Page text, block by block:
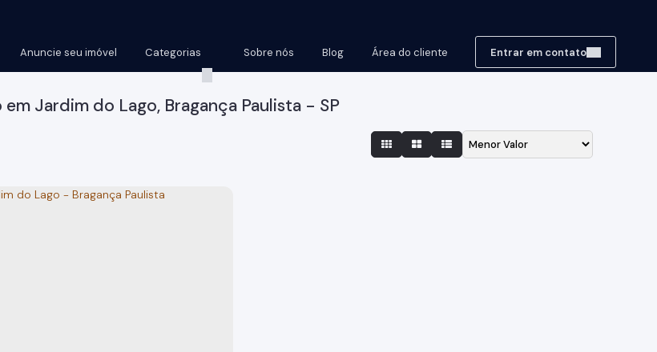
Entrar em contato
Área do cliente
Blog
Sobre nós
Categorias
Anuncie seu imóvel
Jardim do Lago, Bragança Paulista - SP